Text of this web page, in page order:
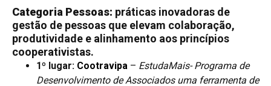
Categoria Pessoas: práticas inovadoras de
gestão de pessoas que elevam colaboração,
produtividade e alinhamento aos princípios
cooperativistas.
1º lugar: Cootravipa – EstudaMais- Programa de
Desenvolvimento de Associados uma ferramenta de